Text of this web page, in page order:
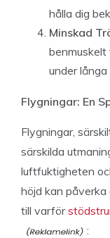
hålla dig
Minskad
under långa
Flygningar: En
Flygningar,
särskilda
luftfuktigheten
höjd kan
till varför
: